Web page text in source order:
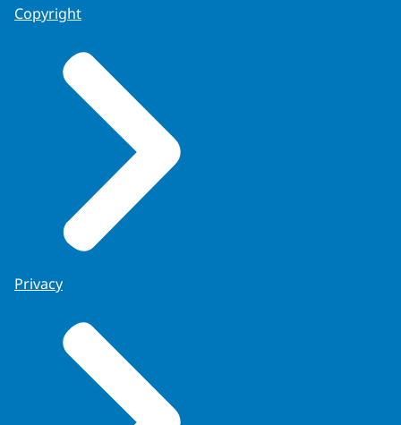
Copyright
Privacy